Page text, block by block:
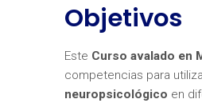
Objetivos
Este Curso avalado en
competencias para
neuropsicológico en